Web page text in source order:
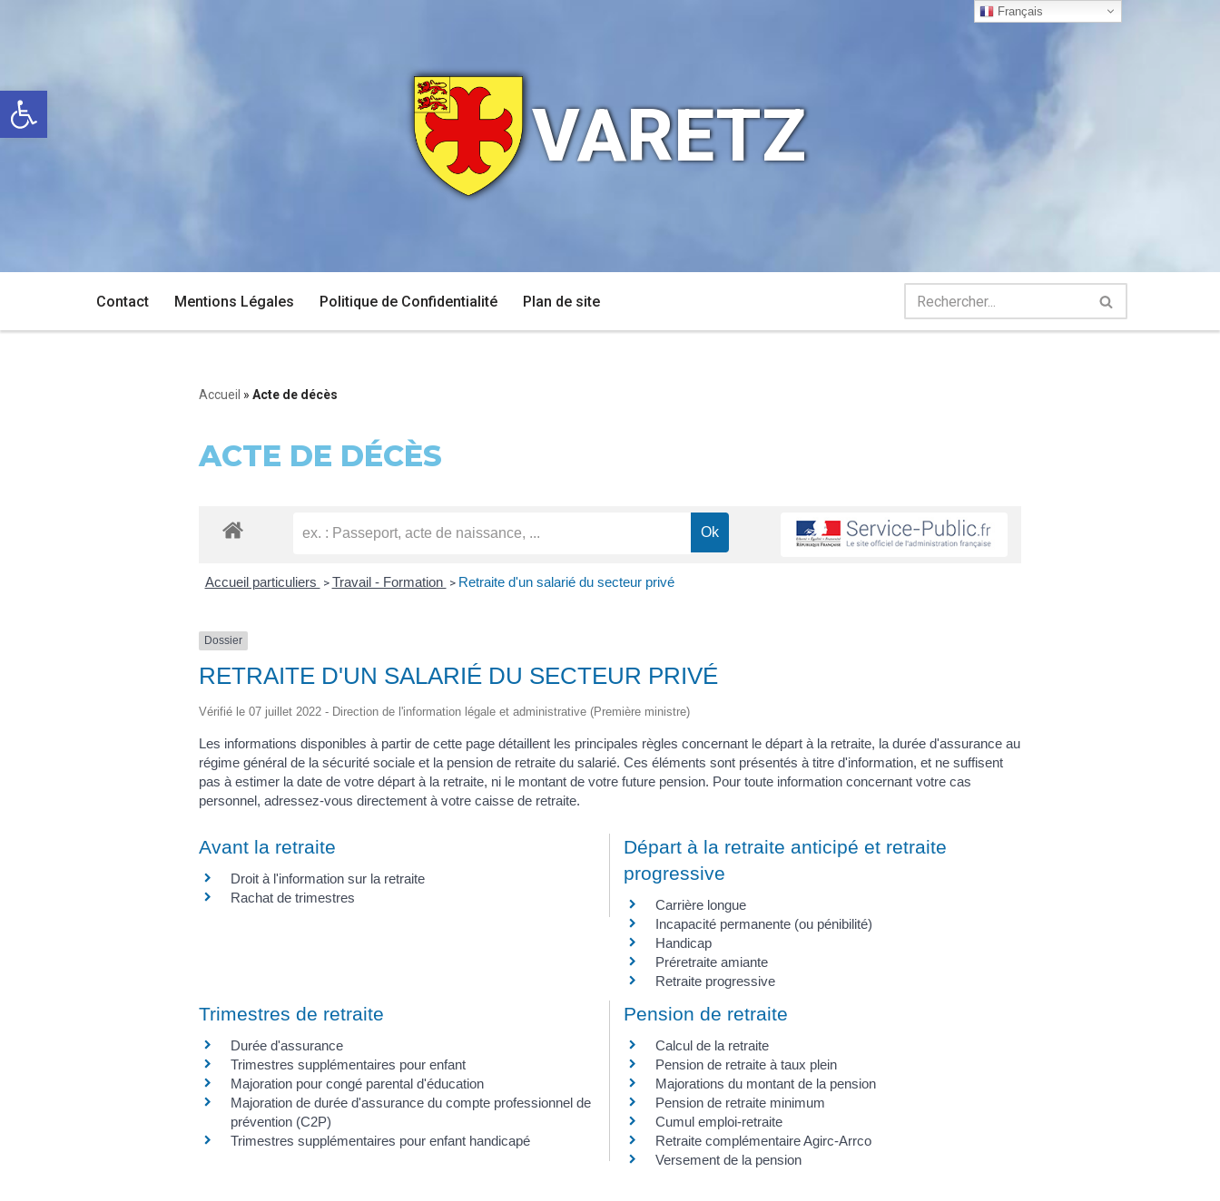
Ouvrir la barre d’outils
contenu
VARETZ
Contact Mentions Légales Politique de Confidentialité Plan de site
Accueil » Acte de décès
ACTE DE DÉCÈS
Accueil particuliers > Travail - Formation > Retraite d'un salarié du secteur privé
Dossier
RETRAITE D'UN SALARIÉ DU SECTEUR PRIVÉ
Vérifié le 07 juillet 2022 - Direction de l'information légale et administrative (Première ministre)
Les informations disponibles à partir de cette page détaillent les principales règles concernant le départ à la retraite, la durée d'assurance au
régime général de la sécurité sociale et la pension de retraite du salarié. Ces éléments sont présentés à titre d'information, et ne suffisent
pas à estimer la date de votre départ à la retraite, ni le montant de votre future pension. Pour toute information concernant votre cas
personnel, adressez-vous directement à votre caisse de retraite.
Avant la retraite
Droit à l'information sur la retraite
Rachat de trimestres
Départ à la retraite anticipé et retraite
progressive
Carrière longue
Incapacité permanente (ou pénibilité)
Handicap
Préretraite amiante
Retraite progressive
Trimestres de retraite
Durée d'assurance
Trimestres supplémentaires pour enfant
Majoration pour congé parental d'éducation
Majoration de durée d'assurance du compte professionnel de
prévention (C2P)
Trimestres supplémentaires pour enfant handicapé
Pension de retraite
Calcul de la retraite
Pension de retraite à taux plein
Majorations du montant de la pension
Pension de retraite minimum
Cumul emploi-retraite
Retraite complémentaire Agirc-Arrco
Versement de la pension
Français